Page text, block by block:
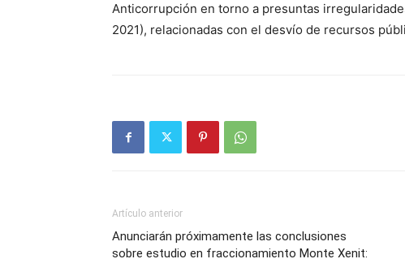
Anticorrupción en torno a presuntas
2021), relacionadas con el desvío de recursos
Artículo anterior
Anunciarán próximamente las conclusiones
sobre estudio en fraccionamiento Monte Xenit: